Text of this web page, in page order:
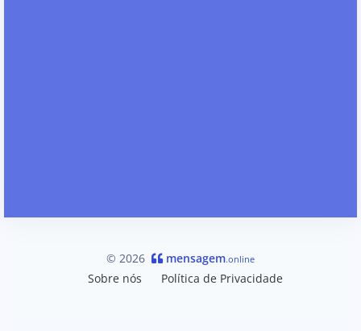
© 2026 mensagem.online
Sobre nós Política de Privacidade